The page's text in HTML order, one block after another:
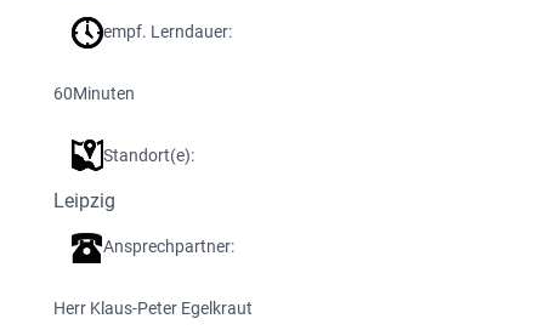
empf. Lerndauer:
60Minuten
Standort(e):
Leipzig
Ansprechpartner:
Herr Klaus-Peter Egelkraut